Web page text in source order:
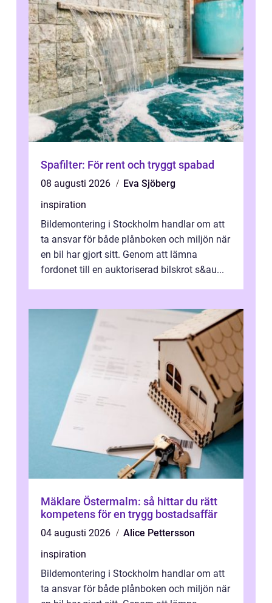
Spafilter: För rent och tryggt spabad
08 augusti 2026
Eva Sjöberg
inspiration
Bildemontering i Stockholm handlar om att
ta ansvar för både plånboken och miljön när
en bil har gjort sitt. Genom att lämna
fordonet till en auktoriserad bilskrot s&au...
Mäklare Östermalm: så hittar du rätt
kompetens för en trygg bostadsaffär
04 augusti 2026
Alice Pettersson
inspiration
Bildemontering i Stockholm handlar om att
ta ansvar för både plånboken och miljön när